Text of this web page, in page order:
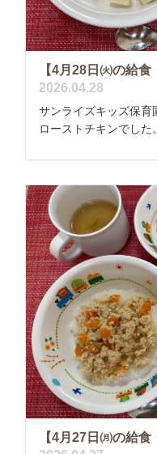
【4月28日㈫の給食
2026.04.28
サンライズキッズ保育
ローストチキンでした
【4月27日㈪の給食